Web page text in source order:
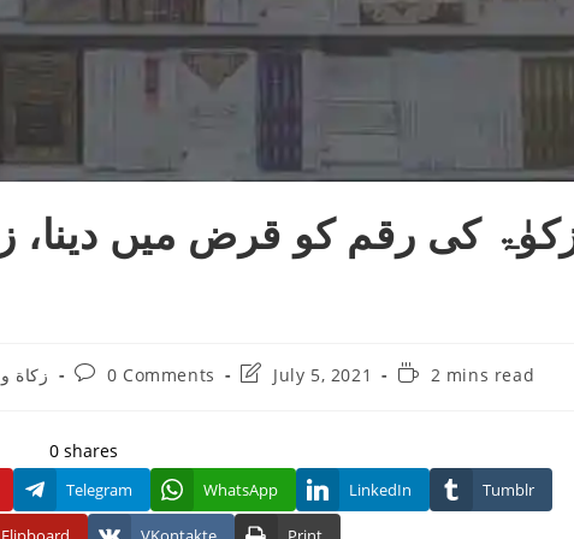
کی رقم کو قرض میں
زکاة
Post0 Comments
PostJuly 5, 2021
Reading2 mins read
0 shares
Telegram WhatsApp LinkedIn Tumblr